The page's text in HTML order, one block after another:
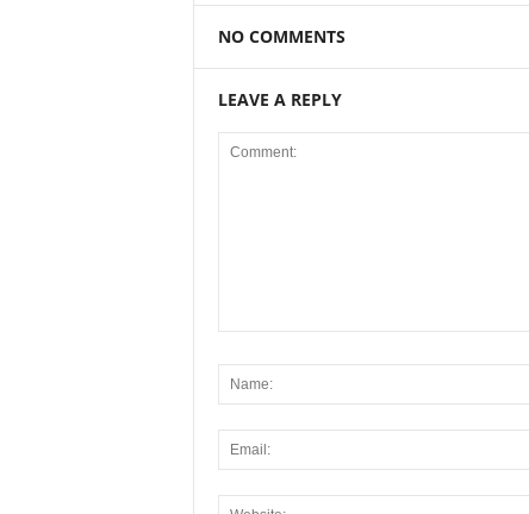
NO COMMENTS
LEAVE A REPLY